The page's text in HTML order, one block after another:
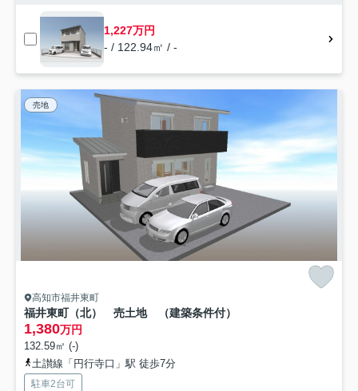
1,227万円
- / 122.94㎡ / -
売地
高知市福井東町
福井東町（北） 売土地 （建築条件付）
1,380万円
132.59㎡ (-)
土讃線「円行寺口」駅 徒歩7分
駐車2台可